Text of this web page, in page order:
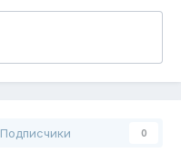
Подписчики 0